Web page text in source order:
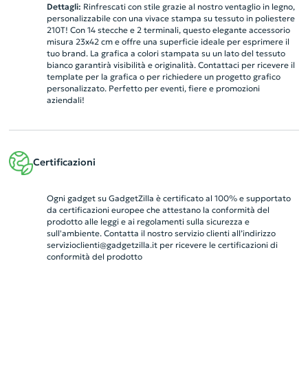
Dettagli: Rinfrescati con stile grazie al nostro ventaglio in legno,
personalizzabile con una vivace stampa su tessuto in poliestere
210T! Con 14 stecche e 2 terminali, questo elegante accessorio
misura 23x42 cm e offre una superficie ideale per esprimere il
tuo brand. La grafica a colori stampata su un lato del tessuto
bianco garantirà visibilità e originalità. Contattaci per ricevere il
template per la grafica o per richiedere un progetto grafico
personalizzato. Perfetto per eventi, fiere e promozioni
aziendali!
Certificazioni
Ogni gadget su GadgetZilla è certificato al 100% e supportato
da certificazioni europee che attestano la conformità del
prodotto alle leggi e ai regolamenti sulla sicurezza e
sull'ambiente. Contatta il nostro servizio clienti all’indirizzo
servizioclienti@gadgetzilla.itper ricevere le certificazioni di
conformità del prodotto